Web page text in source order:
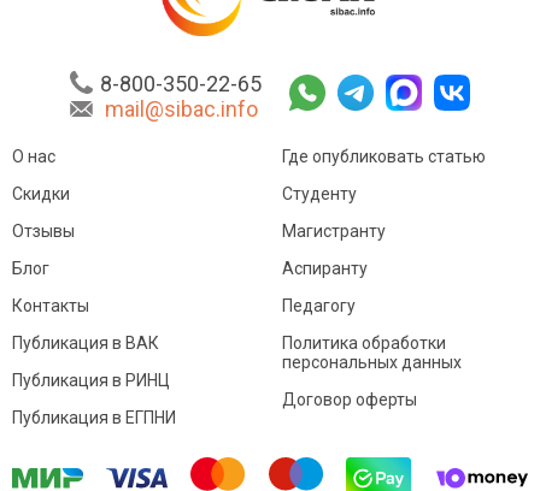
8-800-350-22-65
mail@sibac.info
О нас
Скидки
Отзывы
Блог
Контакты
Где опубликовать статью
Студенту
Магистранту
Аспиранту
Педагогу
Публикация в ВАК
Публикация в РИНЦ
Публикация в ЕГПНИ
Политика обработки
персональных данных
Договор оферты